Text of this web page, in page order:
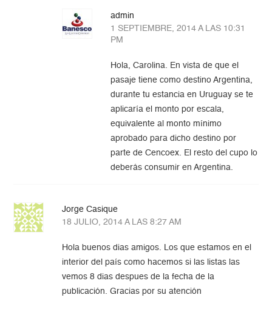
admin
1 SEPTIEMBRE, 2014 A LAS 10:31
PM
Hola, Carolina. En vista de que el
pasaje tiene como destino Argentina,
durante tu estancia en Uruguay se te
aplicaría el monto por escala,
equivalente al monto mínimo
aprobado para dicho destino por
parte de Cencoex. El resto del cupo lo
deberás consumir en Argentina.
Jorge Casique
18 JULIO, 2014 A LAS 8:27 AM
Hola buenos dias amigos. Los que estamos en el
interior del país como hacemos si las listas las
vemos 8 dias despues de la fecha de la
publicación. Gracias por su atención